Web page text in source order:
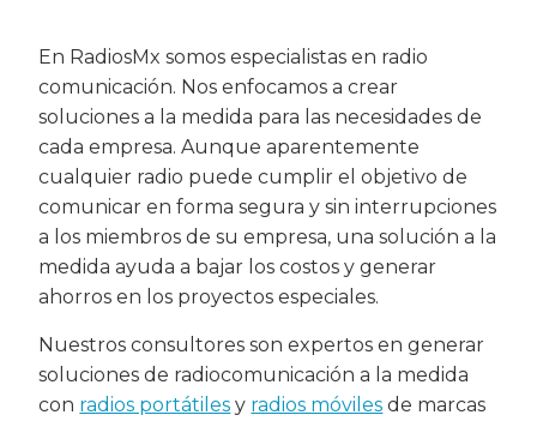
En RadiosMx somos especialistas en radio
comunicación. Nos enfocamos a crear
soluciones a la medida para las necesidades de
cada empresa. Aunque aparentemente
cualquier radio puede cumplir el objetivo de
comunicar en forma segura y sin interrupciones
a los miembros de su empresa, una solución a la
medida ayuda a bajar los costos y generar
ahorros en los proyectos especiales.
Nuestros consultores son expertos en generar
soluciones de radiocomunicación a la medida
con radios portátiles y radios móviles de marcas